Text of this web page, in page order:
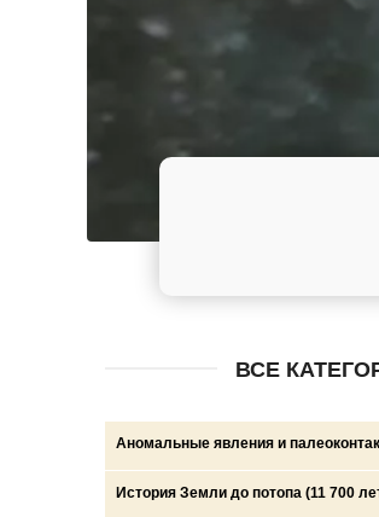
ВСЕ
Аномальные явления и
Круги на полях
История Земли до потопа (11 700